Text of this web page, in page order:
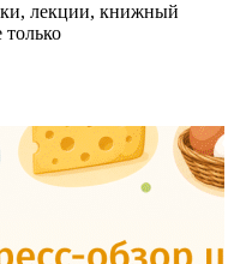
лекции, книжный